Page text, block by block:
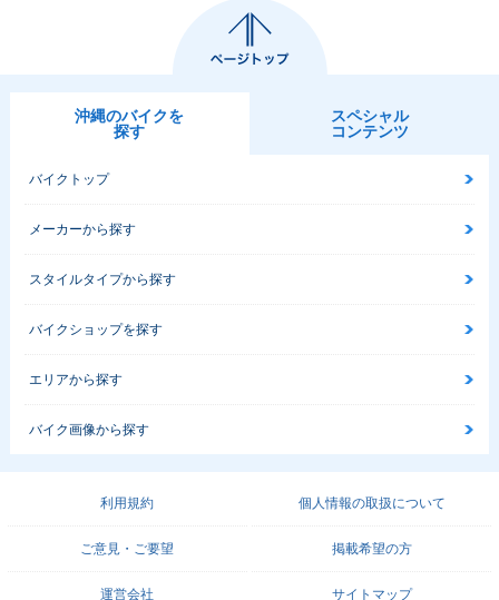
沖縄のバイクを
探す
スペシャル
コンテンツ
バイクトップ
メーカーから探す
スタイルタイプから探す
バイクショップを探す
エリアから探す
バイク画像から探す
利用規約 個人情報の取扱について
ご意見・ご要望 掲載希望の方
運営会社 サイトマップ